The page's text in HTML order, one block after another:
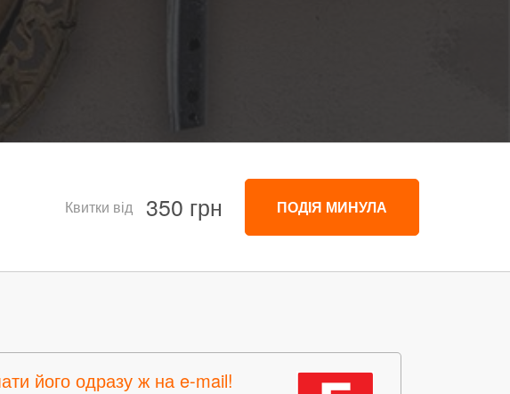
Квитки від 350 грн ПОДІЯ МИНУЛА
його одразу ж на e-mail!